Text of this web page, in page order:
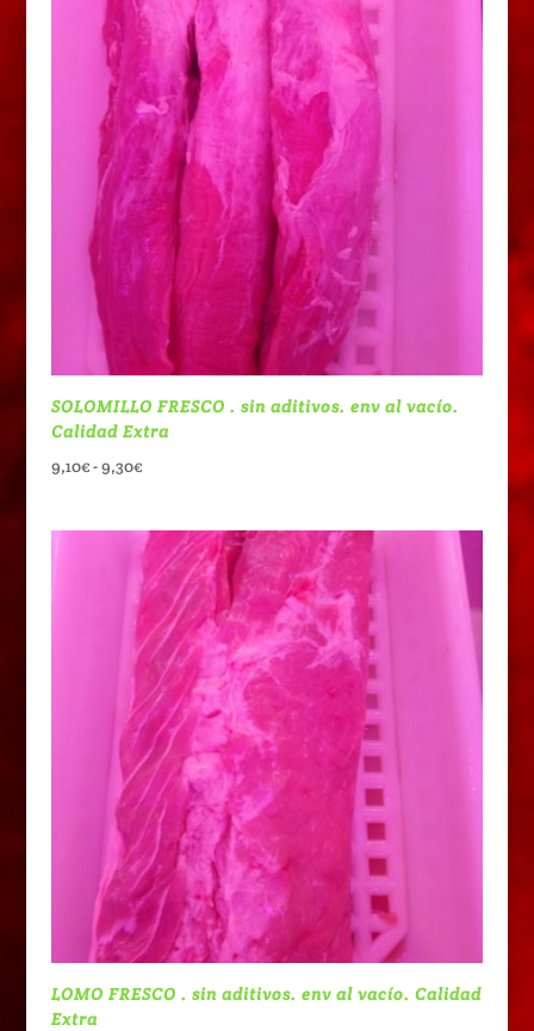
hasta
10,90€
SOLOMILLO FRESCO . sin aditivos. env al vacío.
Calidad Extra
9,10€-9,30€Rango
desde
9,10€
hasta
9,30€
LOMO FRESCO . sin aditivos. env al vacío. Calidad
Extra